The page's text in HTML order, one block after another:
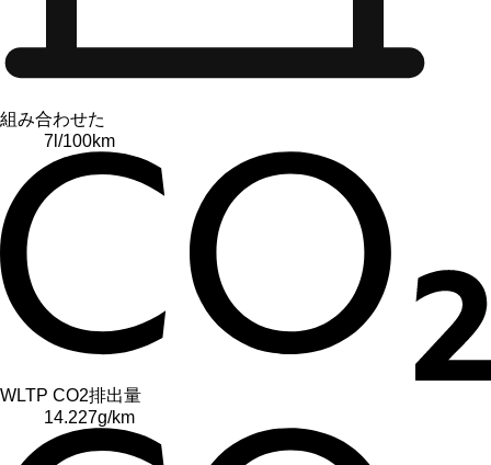
組み合わせた
7 l/100km
WLTP CO2排出量
14.227g/km